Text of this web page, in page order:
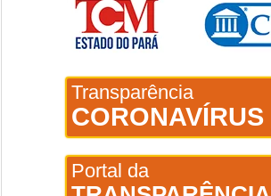
Transparência
CORONAVÍRUS
Portal da